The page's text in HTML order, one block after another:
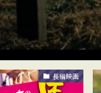
長編映画